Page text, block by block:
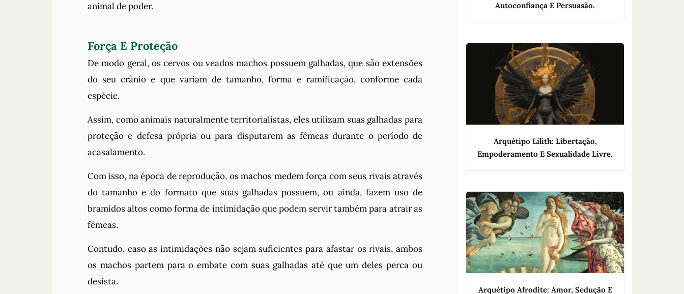
animal de poder.
Força E Proteção
De modo geral, os cervos ou veados machos possuem galhadas, que são extensões
do seu crânio e que variam de tamanho, forma e ramificação, conforme cada
espécie.
Assim, como animais naturalmente territorialistas, eles utilizam suas galhadas para
proteção e defesa própria ou para disputarem as fêmeas durante o período de
acasalamento.
Com isso, na época de reprodução, os machos medem força com seus rivais através
do tamanho e do formato que suas galhadas possuem, ou ainda, fazem uso de
bramidos altos como forma de intimidação que podem servir também para atrair as
fêmeas.
Contudo, caso as intimidações não sejam suficientes para afastar os rivais, ambos
os machos partem para o embate com suas galhadas até que um deles perca ou
desista.
Autoconfiança E Persuasão.
Arquétipo Lilith: Libertação,
Empoderamento E Sexualidade Livre.
Arquétipo Afrodite: Amor, Sedução E